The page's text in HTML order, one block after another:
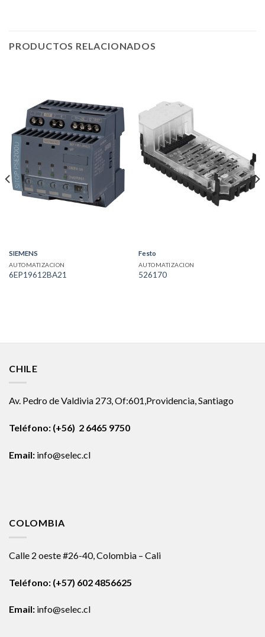
PRODUCTOS RELACIONADOS
SIEMENS
AUTOMATIZACION
6EP19612BA21
Festo
AUTOMATIZACION
526170
CHILE
Av. Pedro de Valdivia 273, Of:601,Providencia, Santiago
Teléfono: (+56) 2 6465 9750
Email: info@selec.cl
COLOMBIA
Calle 2 oeste #26-40, Colombia – Cali
Teléfono: (+57) 602 4856625
Email: info@selec.cl